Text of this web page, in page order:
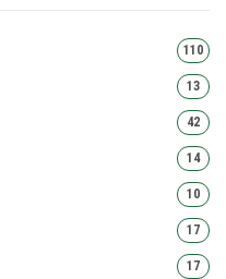
110
13
42
14
10
17
17